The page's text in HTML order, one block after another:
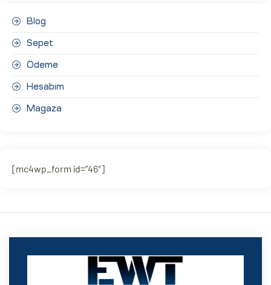
Blog
Sepet
Ödeme
Hesabım
Magaza
[mc4wp_form id=”46″]